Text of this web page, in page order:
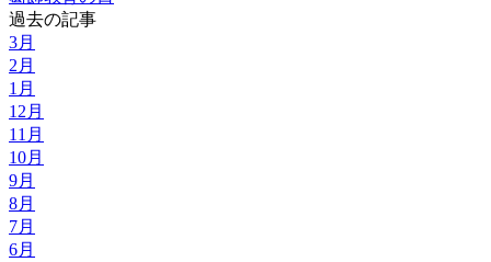
過去の記事
3月
2月
1月
12月
11月
10月
9月
8月
7月
6月